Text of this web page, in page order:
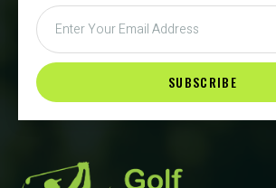
SUBSCRIBE